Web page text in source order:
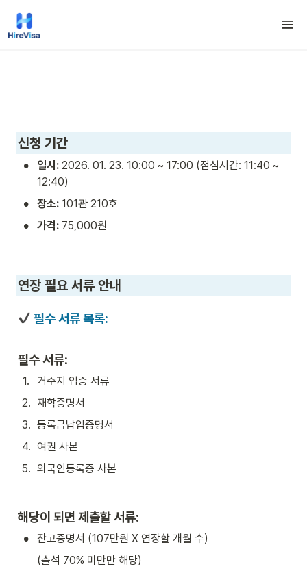
신청 기간
• 일시: 2026. 01. 23. 10:00 ~ 17:00 (점심시간: 11:40 ~
12:40)
• 장소: 101관 210호
• 가격: 75,000원
연장 필요 서류 안내
필수 서류 목록:
필수 서류:
1.
거주지 입증 서류
2. 재학증명서
3. 등록금납입증명서
4. 여권 사본
5. 외국인등록증 사본
해당이 되면 제출할 서류:
•
잔고증명서 (107만원 X 연장할 개월 수)
(출석 70% 미만만 해당)